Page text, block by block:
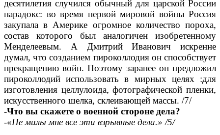
десятилетия случился обычный для царской России
парадокс: во время первой мировой войны Россия
закупала в Америке огромное количество пороха,
состав которого был аналогичен изобретенному
Менделеевым. А Дмитрий Иванович искренне
думал, что созданием пироколлодия он способствует
прекращению войн. Поэтому заранее он предложил
пироколлодий использовать в мирных целях :для
изготовления целлулоида, фотографической пленки,
искусственного шелка, склеивающей массы. /7/
-Что вы скажете о военной стороне дела?
-«Не милы мне все эти взрывные дела.» /5/